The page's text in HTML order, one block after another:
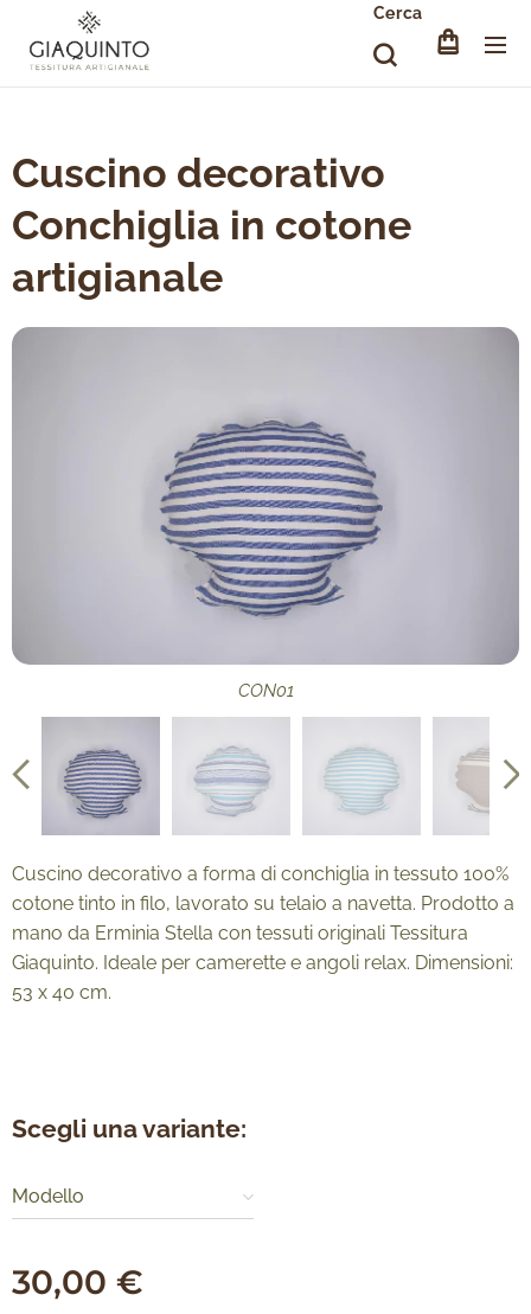
Cerca
Cuscino decorativo
Conchiglia in cotone
artigianale
CON01
CON02
CON03
CON04
CON05
Cuscino decorativo a forma di conchiglia in tessuto 100%
cotone tinto in filo, lavorato su telaio a navetta. Prodotto a
mano da Erminia Stella con tessuti originali Tessitura
Giaquinto. Ideale per camerette e angoli relax. Dimensioni:
53 x 40 cm.
Scegli una variante:
Modello
30,00 €